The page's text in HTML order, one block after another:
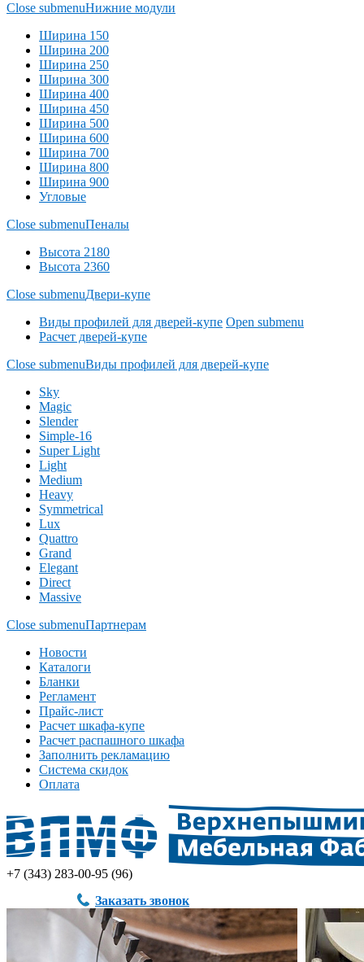
Close submenuНижние модули
Ширина 150
Ширина 200
Ширина 250
Ширина 300
Ширина 400
Ширина 450
Ширина 500
Ширина 600
Ширина 700
Ширина 800
Ширина 900
Угловые
Close submenuПеналы
Высота 2180
Высота 2360
Close submenuДвери-купе
Виды профилей для дверей-купе Open submenu
Расчет дверей-купе
Close submenuВиды профилей для дверей-купе
Sky
Magic
Slender
Simple-16
Super Light
Light
Medium
Heavy
Symmetrical
Lux
Quattro
Grand
Elegant
Direct
Massive
Close submenuПартнерам
Новости
Каталоги
Бланки
Регламент
Прайс-лист
Расчет шкафа-купе
Расчет распашного шкафа
Заполнить рекламацию
Система скидок
Оплата
+7 (343) 283-00-95 (96)
Заказать звонок